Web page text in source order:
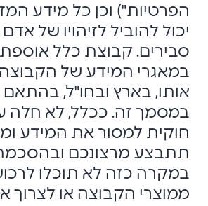
הפרטיות") וכן כל מידע
יכול להוביל לזיהויו של
סבירים. קבוצת כלל אוספת
במאגרי המידע של
אותו, בארץ ובחו"ל,
במסמך זה. ככלל, לא חלה
חוקית למסור את המידע
תתבצע מרצונכם
במקרה כזה לא תוכלו
ממוצרי הקבוצה או לצרוך